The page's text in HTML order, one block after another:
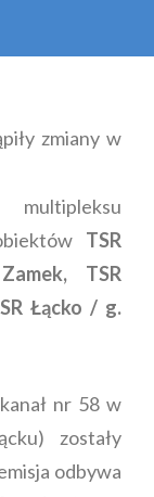
zmiany w
TSR
TSR
Łącko / g.
nr 58 w
zostały
odbywa